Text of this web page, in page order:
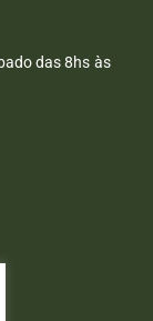
das 8hs às